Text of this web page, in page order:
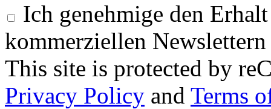
Ich genehmige den
kommerziellen
This site is protected by
Privacy Policy and Terms